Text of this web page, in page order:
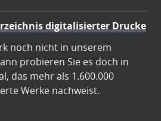
digitalisierter Drucke
noch nicht in unserem
probieren Sie es doch in
das mehr als 1.600.000
Werke nachweist.